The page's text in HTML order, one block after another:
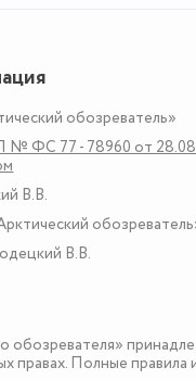
обозреватель»
№ ФС 77 - 78960 от
В.В.
В.В.
обозревателя»
Полные правила